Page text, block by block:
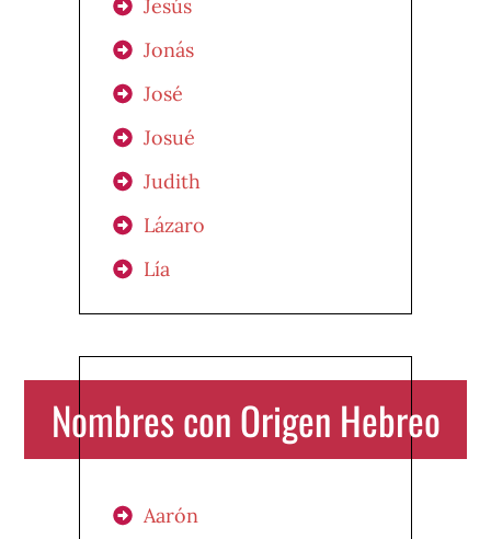
Jesús
Jonás
José
Josué
Judith
Lázaro
Lía
Nombres con Origen Hebreo
Aarón